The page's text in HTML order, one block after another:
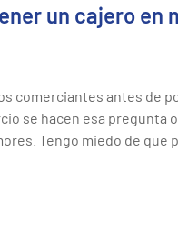
un cajero en
comerciantes antes de
se hacen esa pregunta
Tengo miedo de que